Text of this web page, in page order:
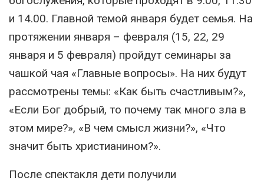
и 14.00. Главной темой января будет семья. На
протяжении января – февраля (15, 22, 29
января и 5 февраля) пройдут семинары за
чашкой чая «Главные вопросы». На них будут
рассмотрены темы: «Как быть счастливым?»,
«Если Бог добрый, то почему так много зла в
этом мире?», «В чем смысл жизни?», «Что
значит быть христианином?».
После спектакля дети получили